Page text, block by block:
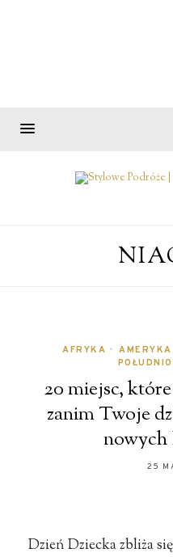
AFRYKA •
20 miejsc,
zanim Twoje
nowych
25
Dzień Dziecka zbliża